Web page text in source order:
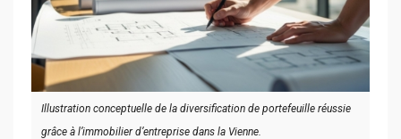
Illustration conceptuelle de la diversification de portefeuille réussie
grâce à l’immobilier d’entreprise dans la Vienne.